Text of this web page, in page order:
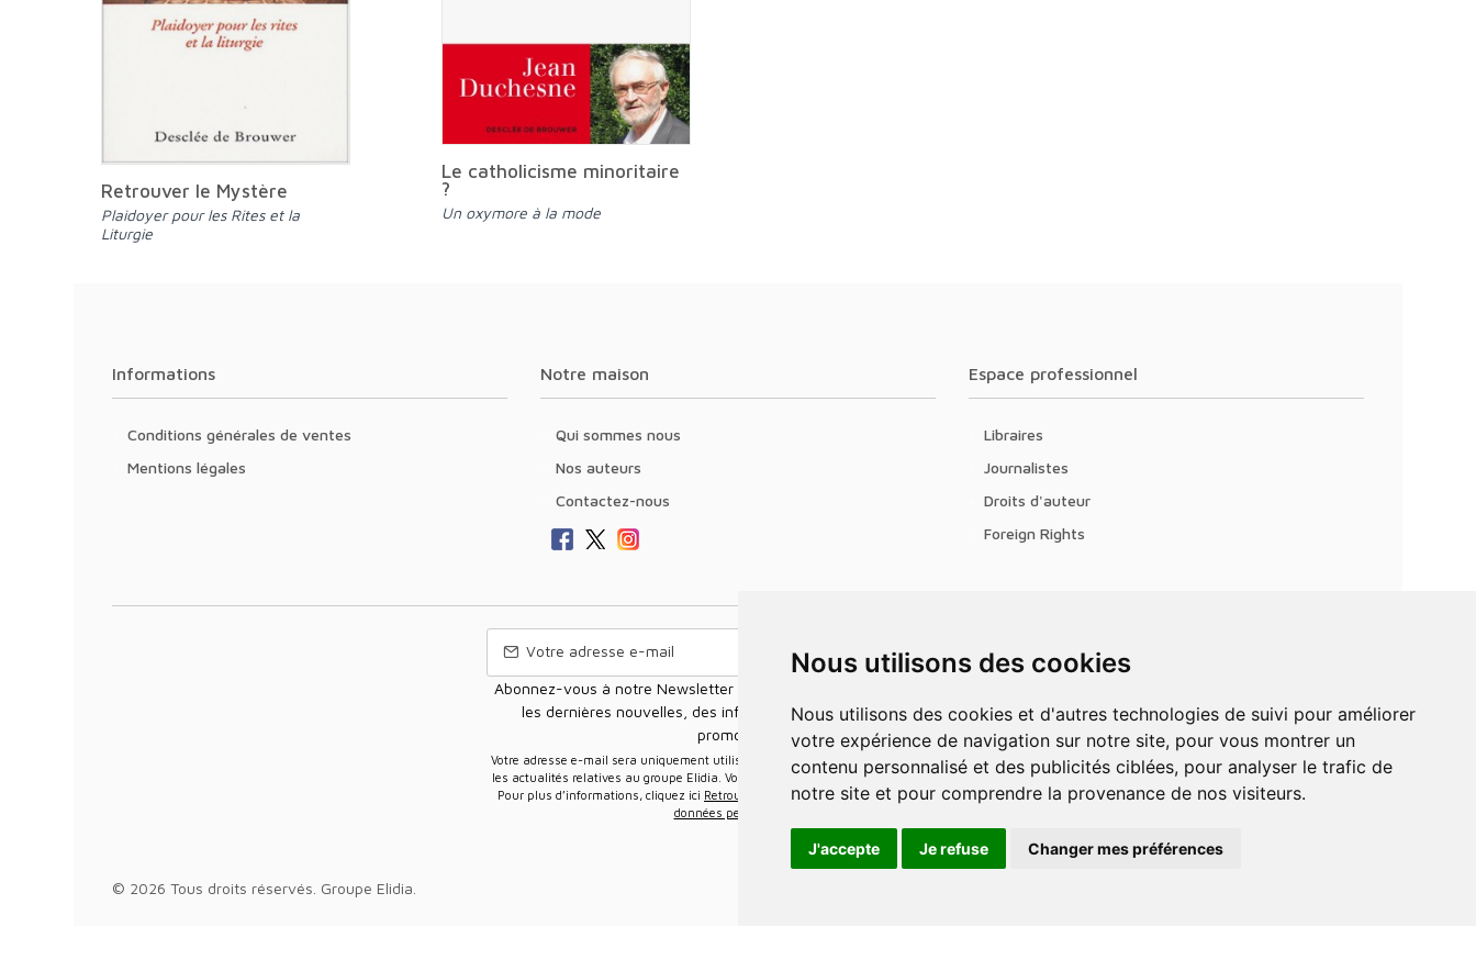
Nous utilisons des cookies
Nous utilisons des cookies et d'autres technologies de suivi pour améliorer
votre expérience de navigation sur notre site, pour vous montrer un
contenu personnalisé et des publicités ciblées, pour analyser le trafic de
notre site et pour comprendre la provenance de nos visiteurs.
J'accepte Je refuse Changer mes préférences
Retrouver le Mystère
Plaidoyer pour les Rites et la
Liturgie
Le catholicisme minoritaire
?
Un oxymore à la mode
Informations
Conditions générales de ventes
Mentions légales
Notre maison
Qui sommes nous
Nos auteurs
Contactez-nous
Espace professionnel
Libraires
Journalistes
Droits d'auteur
Foreign Rights
Abonnez-vous à notre Newsletter pour recevoir nos nouvelles offres,
les dernières nouvelles, des informations sur les ventes et les
promotions.
Votre adresse e-mail sera uniquement utilisée pour vous envoyer des informations sur
les actualités relatives au groupe Elidia. Vous pouvez vous désinscrire à tout moment.
Pour plus d’informations, cliquez ici Retrouvez ici notre politique de protection de vos
données personnelles
© 2026 Tous droits réservés. Groupe Elidia